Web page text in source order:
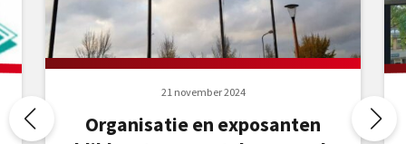
21 november 2024
Organisatie en exposanten